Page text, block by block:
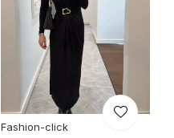
Fashion-click